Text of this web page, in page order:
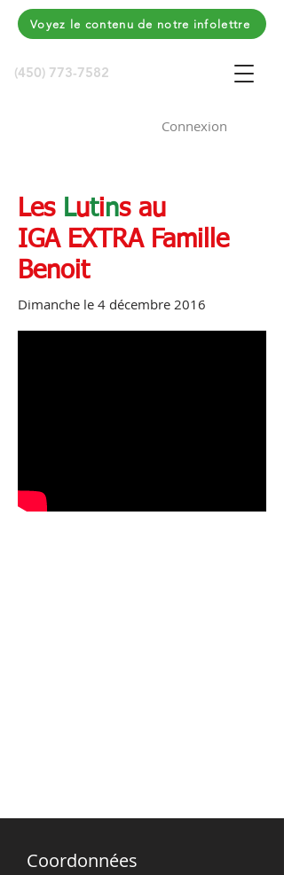
(450) 773-7582
Connexion
Voyez le contenu de notre infolettre
Les Lutins au
IGA EXTRA Famille
Benoit
Dimanche le 4 décembre 2016
Coordonnées